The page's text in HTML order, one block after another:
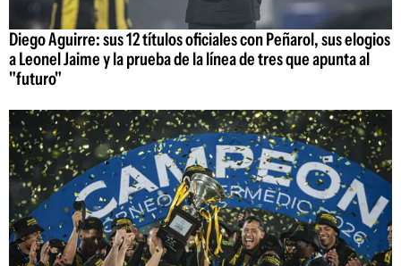
Diego Aguirre: sus 12 títulos oficiales con Peñarol, sus elogios
a Leonel Jaime y la prueba de la línea de tres que apunta al
"futuro"